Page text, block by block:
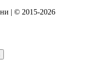
| © 2015-2026